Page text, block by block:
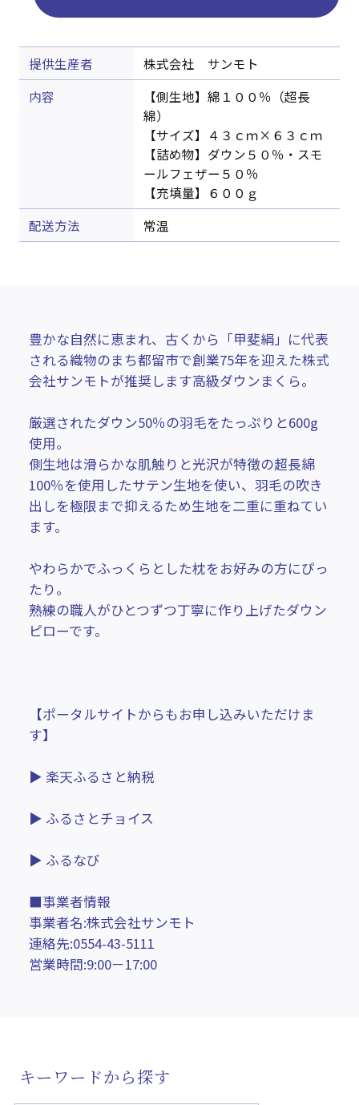
提供生産者
株式会社 サンモト
内容
【側生地】綿１００％（超長
綿）
【サイズ】４３ｃｍ×６３ｃｍ
【詰め物】ダウン５０％・スモ
ールフェザー５０％
【充填量】６００ｇ
配送方法
常温
豊かな自然に恵まれ、古くから「甲斐絹」に代表
される織物のまち都留市で創業75年を迎えた株式
会社サンモトが推奨します高級ダウンまくら。
厳選されたダウン50％の羽毛をたっぷりと600g
使用。
側生地は滑らかな肌触りと光沢が特徴の超長綿
100％を使用したサテン生地を使い、羽毛の吹き
出しを極限まで抑えるため生地を二重に重ねてい
ます。
やわらかでふっくらとした枕をお好みの方にぴっ
たり。
熟練の職人がひとつずつ丁寧に作り上げたダウン
ピローです。
【ポータルサイトからもお申し込みいただけま
す】
▶ 楽天ふるさと納税
▶ ふるさとチョイス
▶ ふるなび
■事業者情報
事業者名:株式会社サンモト
連絡先:0554-43-5111
営業時間:9:00－17:00
キーワードから探す